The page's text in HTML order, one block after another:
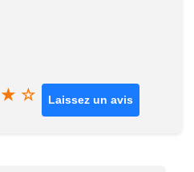
★ ☆ Laissez un avis